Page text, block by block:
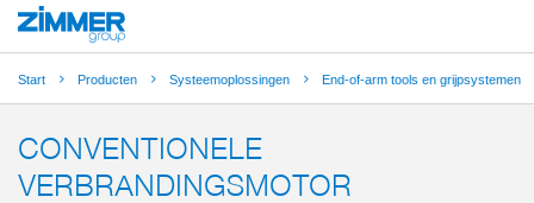
Start Producten Systeemoplossingen End-of-arm tools en grijpsystemen
CONVENTIONELE
VERBRANDINGSMOTOR